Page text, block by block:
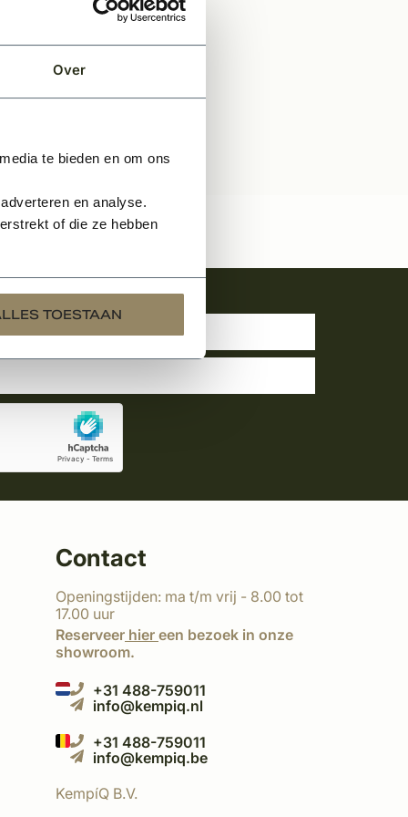
Over
te bieden en om ons
en analyse.
of die ze hebben
TOESTAAN
Contact
Openingstijden: ma t/m vrij - 8.00 tot
17.00 uur
Reserveer hier een bezoek in onze
showroom.
+31 488-759011
info@kempiq.nl
+31 488-759011
info@kempiq.be
KempíQ B.V.